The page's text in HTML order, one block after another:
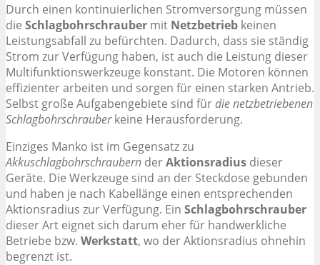
Durch einen kontinuierlichen Stromversorgung müssen
die Schlagbohrschrauber mit Netzbetrieb keinen
Leistungsabfall zu befürchten. Dadurch, dass sie ständig
Strom zur Verfügung haben, ist auch die Leistung dieser
Multifunktionswerkzeuge konstant. Die Motoren können
effizienter arbeiten und sorgen für einen starken Antrieb.
Selbst große Aufgabengebiete sind fürdie netzbetriebenen
Schlagbohrschrauberkeine Herausforderung.
Einziges Manko ist im Gegensatz zu
Akkuschlagbohrschraubern derAktionsradius dieser
Geräte. Die Werkzeuge sind an der Steckdose gebunden
und haben je nach Kabellänge einen entsprechenden
Aktionsradius zur Verfügung. Ein Schlagbohrschrauber
dieser Art eignet sich darum eher für handwerkliche
Betriebe bzw. Werkstatt, wo der Aktionsradius ohnehin
begrenzt ist.